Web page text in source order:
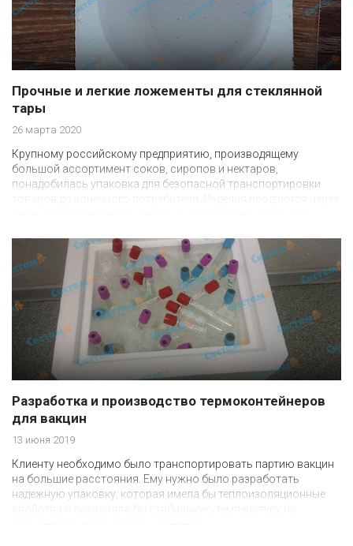
Прочные и легкие ложементы для стеклянной
тары
26 марта 2020
Крупному российскому предприятию, производящему
большой ассортимент соков, сиропов и нектаров,
понадобилась упаковка для безопасной транспортировки
Разработка и производство термоконтейнеров
для вакцин
13 июня 2019
Клиенту необходимо было транспортировать партию вакцин
на большие расстояния. Ему нужно было разработать
надежную упаковку, которая имела бы теплоизоляционные